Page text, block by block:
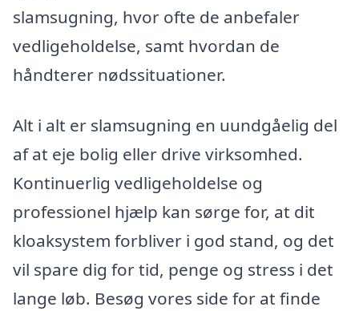
slamsugning, hvor ofte de anbefaler
vedligeholdelse, samt hvordan de
håndterer nødssituationer.
Alt i alt er slamsugning en uundgåelig del
af at eje bolig eller drive virksomhed.
Kontinuerlig vedligeholdelse og
professionel hjælp kan sørge for, at dit
kloaksystem forbliver i god stand, og det
vil spare dig for tid, penge og stress i det
lange løb. Besøg vores side for at finde